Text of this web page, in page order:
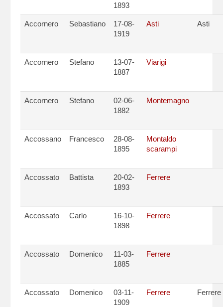
1893
Accornero Sebastiano
17-08-
1919
Asti Asti
Accornero Stefano
13-07-
1887
Viarigi
Accornero Stefano
02-06-
1882
Montemagno
Accossano Francesco
28-08-
1895
Montaldo
scarampi
Accossato Battista
20-02-
1893
Ferrere
Accossato Carlo
16-10-
1898
Ferrere
Accossato Domenico
11-03-
1885
Ferrere
Accossato Domenico
03-11-
1909
Ferrere Ferrere